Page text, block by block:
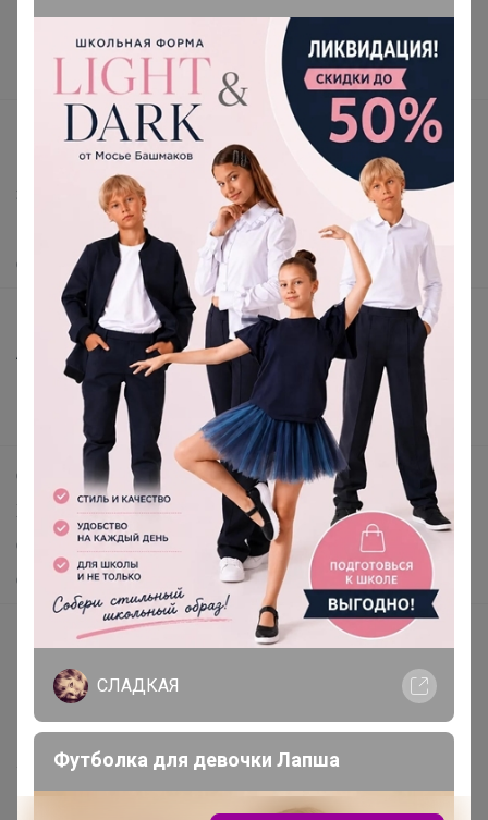
Поставщикам
support@24-ok.ru
Написать в поддержку
Защита покупателя
О нас
Все предложения
Анонсы
Новости
Поддержка альпак
Самое выгодное
Хиты продаж
Самое желанное
Самое быстрое
Начать зарабатывать с 24-ok
Picabox.ru - Лучшее место для ваших изображений
Розыгрыш - Генератор случайных чисел
Пульс нашего маркетплейса
Укорачиватель ссылок
СЛАДКАЯ
Футболка для девочки Лапша